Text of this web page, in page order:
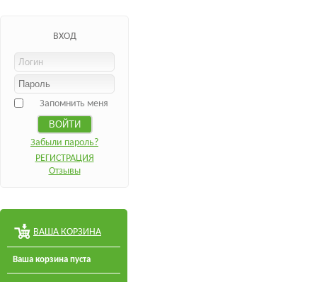
ВХОД
Запомнить меня
Забыли пароль?
РЕГИСТРАЦИЯ
Отзывы
ВАША КОРЗИНА
Ваша корзина пуста